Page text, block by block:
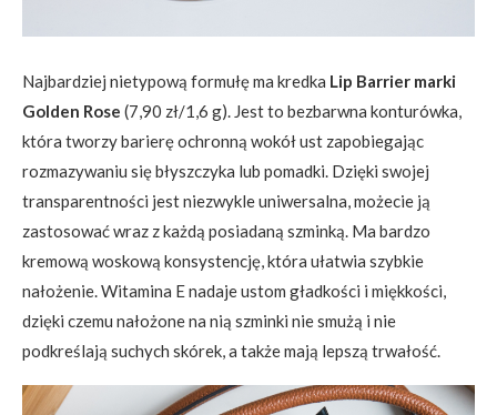
Najbardziej nietypową formułę ma kredka Lip Barrier marki
Golden Rose (7,90 zł/1,6 g). Jest to bezbarwna konturówka,
która tworzy barierę ochronną wokół ust zapobiegając
rozmazywaniu się błyszczyka lub pomadki. Dzięki swojej
transparentności jest niezwykle uniwersalna, możecie ją
zastosować wraz z każdą posiadaną szminką. Ma bardzo
kremową woskową konsystencję, która ułatwia szybkie
nałożenie. Witamina E nadaje ustom gładkości i miękkości,
dzięki czemu nałożone na nią szminki nie smużą i nie
podkreślają suchych skórek, a także mają lepszą trwałość.